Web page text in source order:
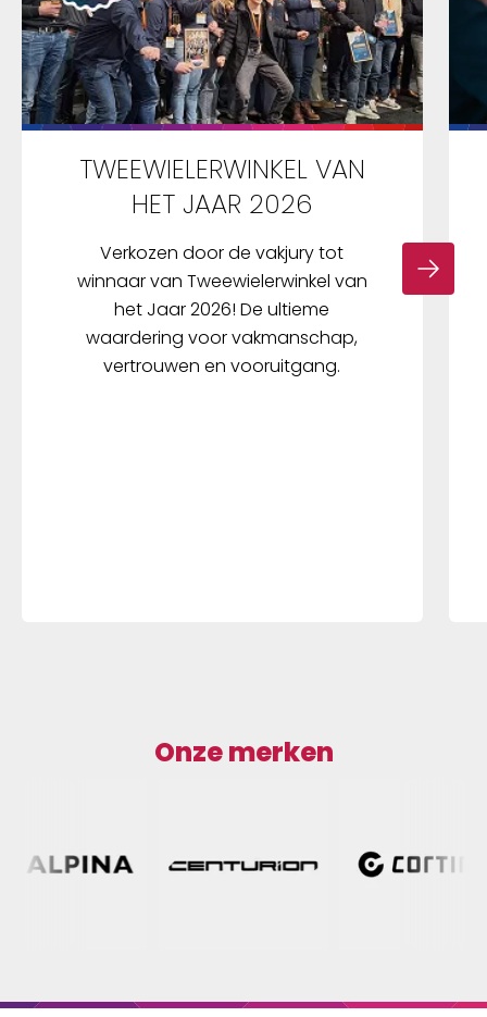
TWEEWIELERWINKEL VAN
HET JAAR 2026
Verkozen door de vakjury tot
winnaar van Tweewielerwinkel van
het Jaar 2026! De ultieme
waardering voor vakmanschap,
vertrouwen en vooruitgang.
Onze merken